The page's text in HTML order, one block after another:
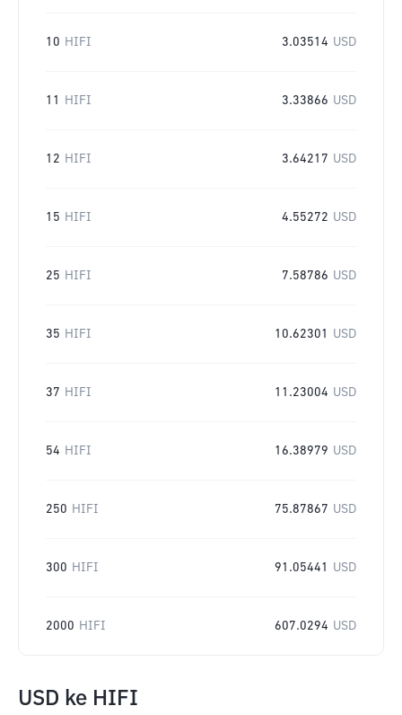
10 HIFI 3.03514 USD
11 HIFI 3.33866 USD
12 HIFI 3.64217 USD
15 HIFI 4.55272 USD
25 HIFI 7.58786 USD
35 HIFI 10.62301 USD
37 HIFI 11.23004 USD
54 HIFI 16.38979 USD
250 HIFI 75.87867 USD
300 HIFI 91.05441 USD
2000 HIFI 607.0294 USD
USD ke HIFI